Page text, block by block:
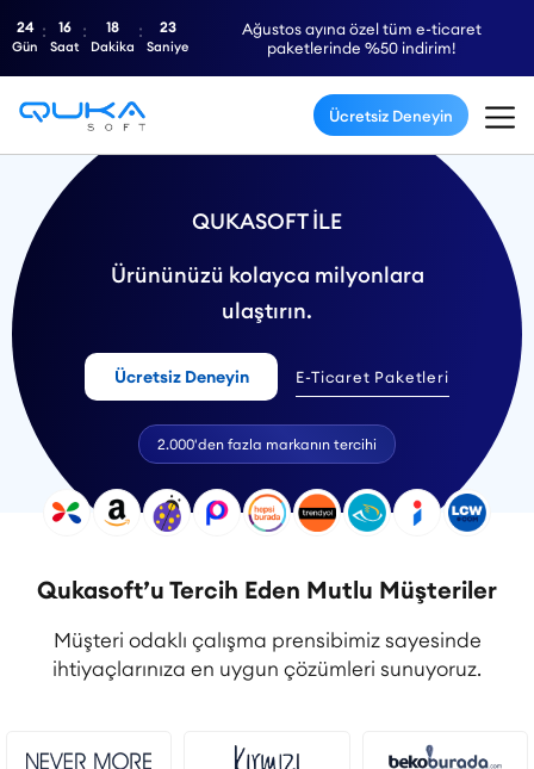
Ağustos ayına özel tüm e-ticaret
paketlerinde %50 indirim!
24
Gün
16
Saat
18
Dakika
22
Saniye
Ücretsiz Deneyin
QUKASOFT İLE
Ürününüzü kolayca milyonlara
ulaştırın.
Ücretsiz Deneyin E-Ticaret Paketleri
2.000'den fazla markanın tercihi
Qukasoft’u Tercih Eden Mutlu Müşteriler
Müşteri odaklı çalışma prensibimiz sayesinde
ihtiyaçlarınıza en uygun çözümleri sunuyoruz.